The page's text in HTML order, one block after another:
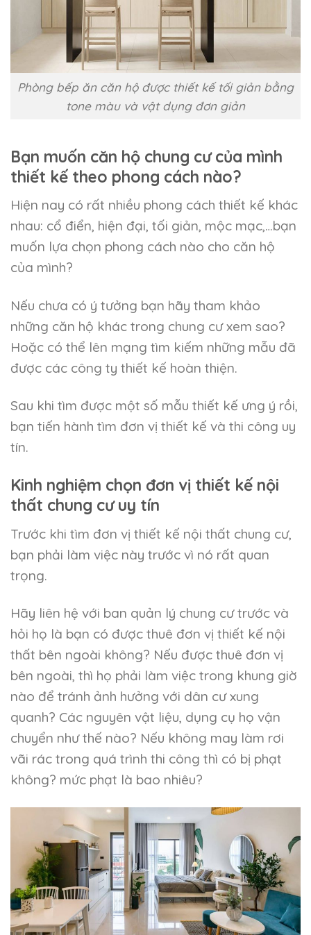
Phòng bếp ăn căn hộ được thiết kế tối giản bằng
tone màu và vật dụng đơn giản
Bạn muốn căn hộ chung cư của mình
thiết kế theo phong cách nào?
Hiện nay có rất nhiều phong cách thiết kế khác
nhau: cổ điển, hiện đại, tối giản, mộc mạc,…bạn
muốn lựa chọn phong cách nào cho căn hộ
của mình?
Nếu chưa có ý tưởng bạn hãy tham khảo
những căn hộ khác trong chung cư xem sao?
Hoặc có thể lên mạng tìm kiếm những mẫu đã
được các công ty thiết kế hoàn thiện.
Sau khi tìm được một số mẫu thiết kế ưng ý rồi,
bạn tiến hành tìm đơn vị thiết kế và thi công uy
tín.
Kinh nghiệm chọn đơn vị thiết kế nội
thất chung cư uy tín
Trước khi tìm đơn vị thiết kế nội thất chung cư,
bạn phải làm việc này trước vì nó rất quan
trọng.
Hãy liên hệ với ban quản lý chung cư trước và
hỏi họ là bạn có được thuê đơn vị thiết kế nội
thất bên ngoài không? Nếu được thuê đơn vị
bên ngoài, thì họ phải làm việc trong khung giờ
nào để tránh ảnh hưởng với dân cư xung
quanh? Các nguyên vật liệu, dụng cụ họ vận
chuyển như thế nào? Nếu không may làm rơi
vãi rác trong quá trình thi công thì có bị phạt
không? mức phạt là bao nhiêu?